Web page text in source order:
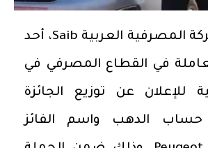
أقام بنك الشركة المصرفية العربية Saib، أحد
في القطاع المصرفي في
للإعلان عن توزيع الجائزة
حساب الدهب واسم الفائز